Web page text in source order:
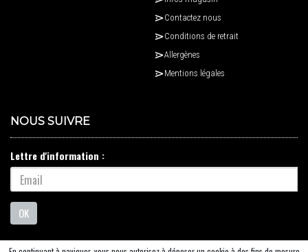
Contactez nous
Conditions de retrait
Allergènes
Mentions légales
NOUS SUIVRE
Lettre d'information :
OK